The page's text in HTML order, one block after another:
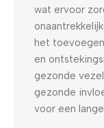
wat ervoor
het
en
gezonde
gezonde
voor een